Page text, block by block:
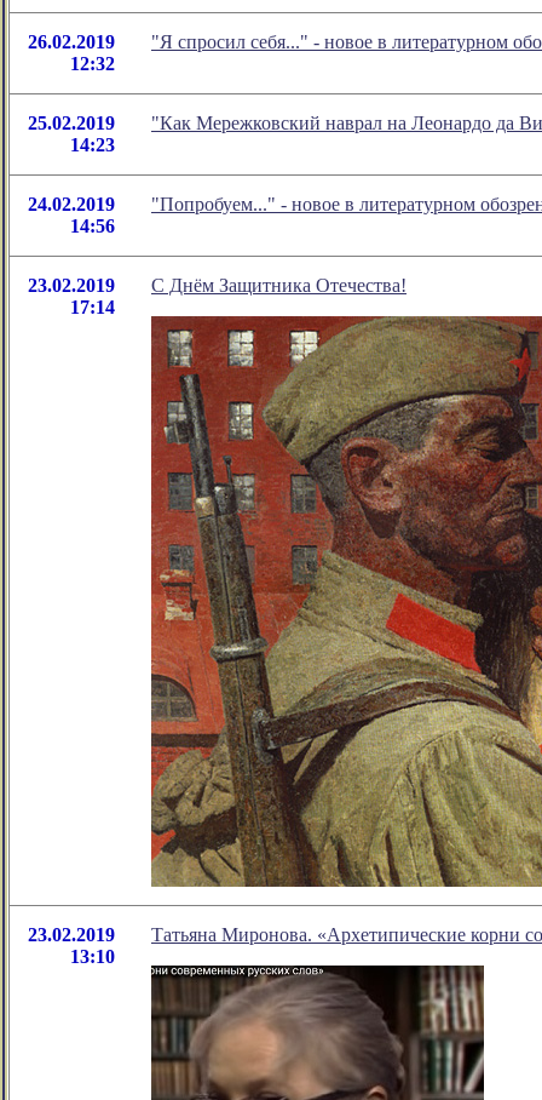
26.02.2019
12:32
"Я спросил себя..." - новое в литературном
25.02.2019
14:23
"Как Мережковский наврал на Леонардо да
24.02.2019
14:56
"Попробуем..." - новое в литературном
23.02.2019
17:14
С Днём Защитника Отечества!
23.02.2019
13:10
Татьяна Миронова. «Архетипические корни